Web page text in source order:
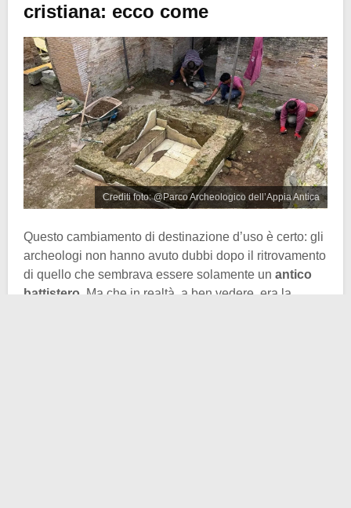
cristiana: ecco come
Crediti foto: @Parco Archeologico dell’Appia Antica
Questo cambiamento di destinazione d’uso è certo: gli
archeologi non hanno avuto dubbi dopo il ritrovamento
di quello che sembrava essere solamente un antico
battistero . Ma che in realtà, a ben vedere, era la